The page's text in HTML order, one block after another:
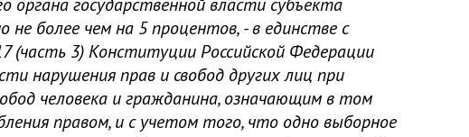
не более чем на 5 процентов, - в единстве с
(часть 3) Конституции Российской Федерации
нарушения прав и свобод других лиц при
человека и гражданина, означающим в том
правом, и с учетом того, что одно выборное